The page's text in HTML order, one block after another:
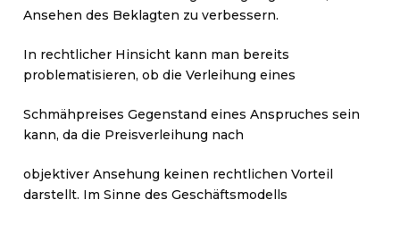
Ansehen des Beklagten zu verbessern.
In rechtlicher Hinsicht kann man bereits
problematisieren, ob die Verleihung eines
Schmähpreises Gegenstand eines Anspruches sein
kann, da die Preisverleihung nach
objektiver Ansehung keinen rechtlichen Vorteil
darstellt. Im Sinne des Geschäftsmodells